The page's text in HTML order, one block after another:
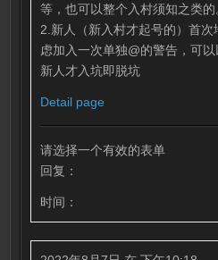
等，也可以整个入村须知之类的
2.新人（新入村才起号的）首
虑加入一次单独@的警告，可
新人才入坑即脱坑
Detail page
请选择一个有效的表单
回复：
时间：